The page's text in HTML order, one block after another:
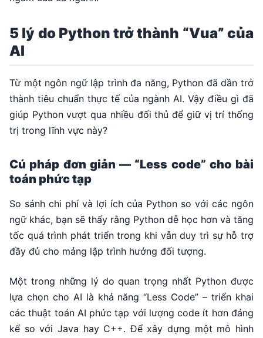
5 lý do Python trở thành “Vua” của
AI
Từ một ngôn ngữ lập trình đa năng, Python đã dần trở
thành tiêu chuẩn thực tế của ngành AI. Vậy điều gì đã
giúp Python vượt qua nhiều đối thủ để giữ vị trí thống
trị trong lĩnh vực này?
Cú pháp đơn giản — “Less code” cho bài
toán phức tạp
So sánh chi phí và lợi ích của Python so với các ngôn
ngữ khác, bạn sẽ thấy rằng Python dễ học hơn và tăng
tốc quá trình phát triển trong khi vẫn duy trì sự hỗ trợ
đầy đủ cho mảng lập trình hướng đối tượng.
Một trong những lý do quan trọng nhất Python được
lựa chọn cho AI là khả năng “Less Code” – triển khai
các thuật toán AI phức tạp với lượng code ít hơn đáng
kể so với Java hay C++. Để xây dựng một mô hình